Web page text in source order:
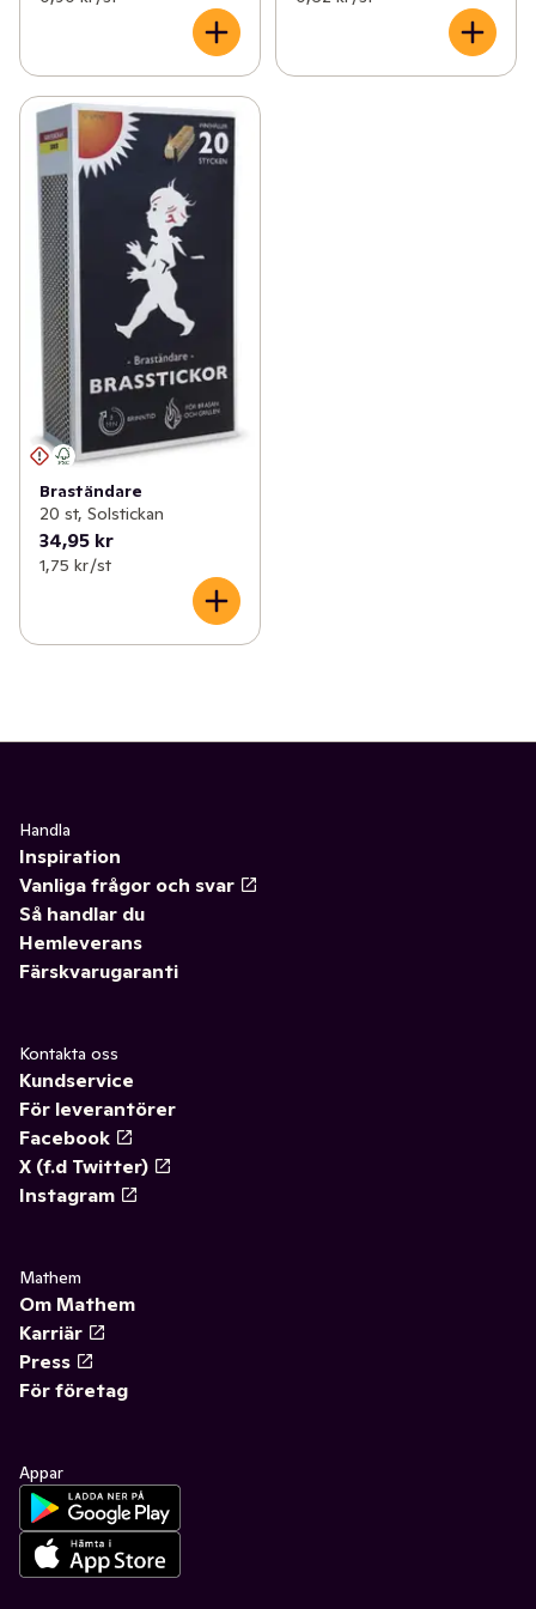
(23)
✓ Säsongspynt (7)
Braständare
20 st, Solstickan
34,95 kr
1,75 kr /st
Handla
Inspiration
Vanliga frågor och svar
Så handlar du
Hemleverans
Färskvarugaranti
Kontakta oss
Kundservice
För leverantörer
Facebook
X (f.d Twitter)
Instagram
Mathem
Om Mathem
Karriär
Press
För företag
Appar